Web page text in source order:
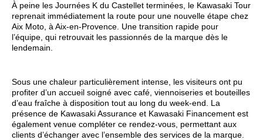
À peine les Journées K du Castellet terminées, le Kawasaki Tour
reprenait immédiatement la route pour une nouvelle étape chez
Aix Moto, à Aix-en-Provence. Une transition rapide pour
l’équipe, qui retrouvait les passionnés de la marque dès le
lendemain.
Sous une chaleur particulièrement intense, les visiteurs ont pu
profiter d’un accueil soigné avec café, viennoiseries et bouteilles
d’eau fraîche à disposition tout au long du week-end. La
présence de Kawasaki Assurance et Kawasaki Financement est
également venue compléter ce rendez-vous, permettant aux
clients d’échanger avec l’ensemble des services de la marque.